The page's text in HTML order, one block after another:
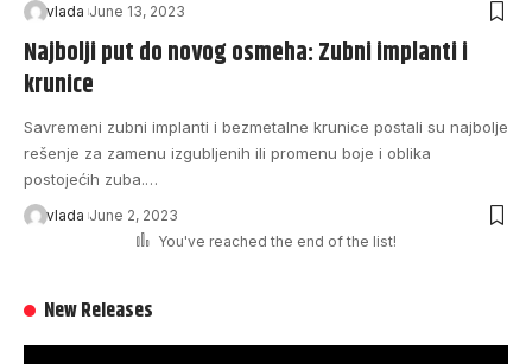
New Releases
vlada June 13, 2023
Najbolji put do novog osmeha: Zubni implanti i
krunice
Savremeni zubni implanti i bezmetalne krunice postali su najbolje
rešenje za zamenu izgubljenih ili promenu boje i oblika
postojećih zuba.…
vlada June 2, 2023
You've reached the end of the list!